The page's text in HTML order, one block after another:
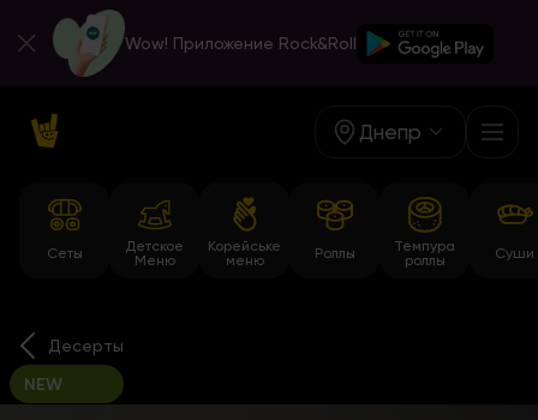
Wow! Приложение Rock&Roll
Днепр
Сеты
Детское
Меню
Корейське
меню
Роллы
Темпура
роллы
Суши
Десерты
NEW